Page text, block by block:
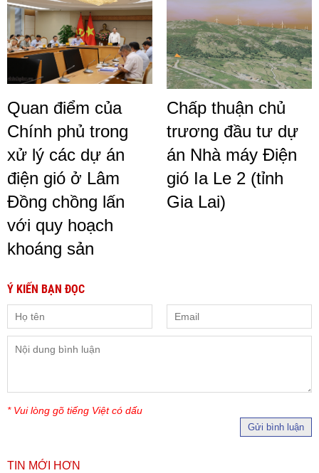
Quan điểm của
Chính phủ trong
xử lý các dự án
điện gió ở Lâm
Đồng chồng lấn
với quy hoạch
khoáng sản
Chấp thuận chủ
trương đầu tư dự
án Nhà máy Điện
gió Ia Le 2 (tỉnh
Gia Lai)
Ý KIẾN BẠN ĐỌC
* Vui lòng gõ tiếng Việt có dấu
Gửi bình luận
TIN MỚI HƠN